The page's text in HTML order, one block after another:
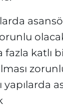
fazla katlı
yapılarda